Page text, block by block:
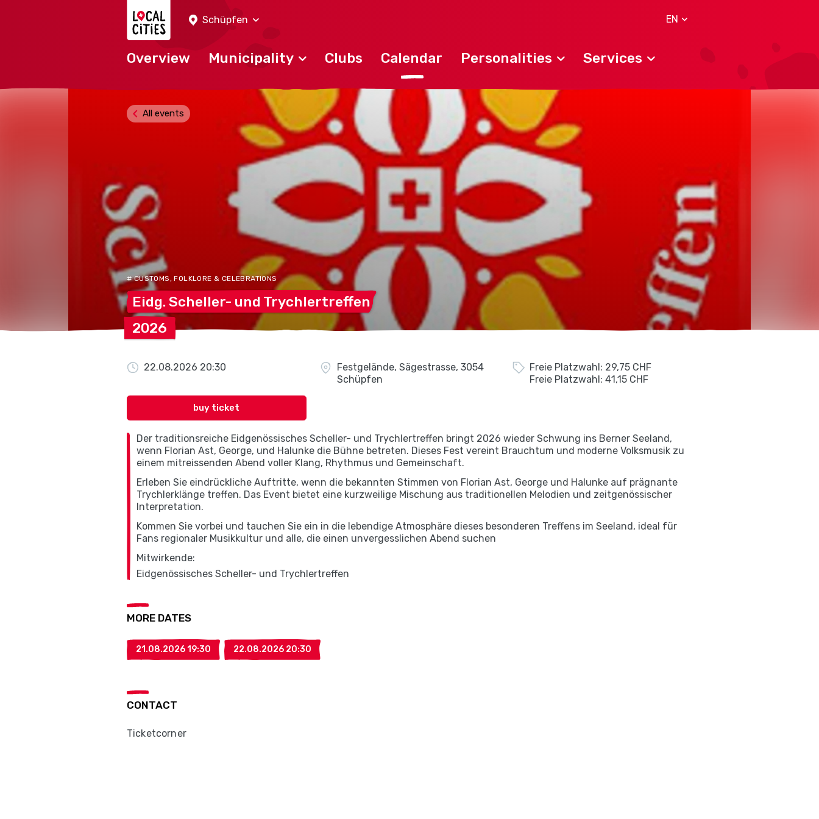
Schüpfen
EN
Overview Municipality Clubs Calendar Personalities Services
All events
# CUSTOMS, FOLKLORE & CELEBRATIONS
Eidg. Scheller- und Trychlertreffen
2026
22.08.2026 20:30
Festgelände, Sägestrasse, 3054
Schüpfen
Freie Platzwahl: 29,75 CHF
Freie Platzwahl: 41,15 CHF
buy ticket
Der traditionsreiche Eidgenössisches Scheller- und Trychlertreffen bringt 2026 wieder Schwung ins Berner Seeland,
wenn Florian Ast, George, und Halunke die Bühne betreten. Dieses Fest vereint Brauchtum und moderne Volksmusik zu
einem mitreissenden Abend voller Klang, Rhythmus und Gemeinschaft.
Erleben Sie eindrückliche Auftritte, wenn die bekannten Stimmen von Florian Ast, George und Halunke auf prägnante
Trychlerklänge treffen. Das Event bietet eine kurzweilige Mischung aus traditionellen Melodien und zeitgenössischer
Interpretation.
Kommen Sie vorbei und tauchen Sie ein in die lebendige Atmosphäre dieses besonderen Treffens im Seeland, ideal für
Fans regionaler Musikkultur und alle, die einen unvergesslichen Abend suchen
Mitwirkende:
Eidgenössisches Scheller- und Trychlertreffen
MORE DATES
21.08.2026 19:30 22.08.2026 20:30
CONTACT
Ticketcorner